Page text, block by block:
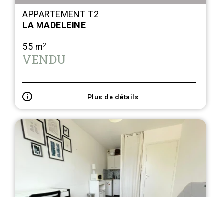
APPARTEMENT T2
LA MADELEINE
55 m2
VENDU
Plus de détails